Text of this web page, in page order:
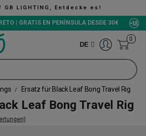
GB LIGHTING, Entdecke es!
| GRATIS EN PENÍNSULA DESDE 30€
DE
0
Ersatz für Black Leaf Bong Travel Rig
Leaf Bong Travel Rig